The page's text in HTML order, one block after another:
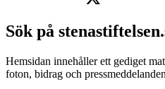
Sök på
Hemsidan innehåller ett gediget
foton, bidrag och